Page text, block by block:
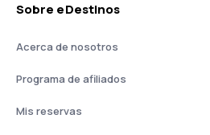
Sobre eDestinos
Acerca de nosotros
Programa de afiliados
Mis reservas